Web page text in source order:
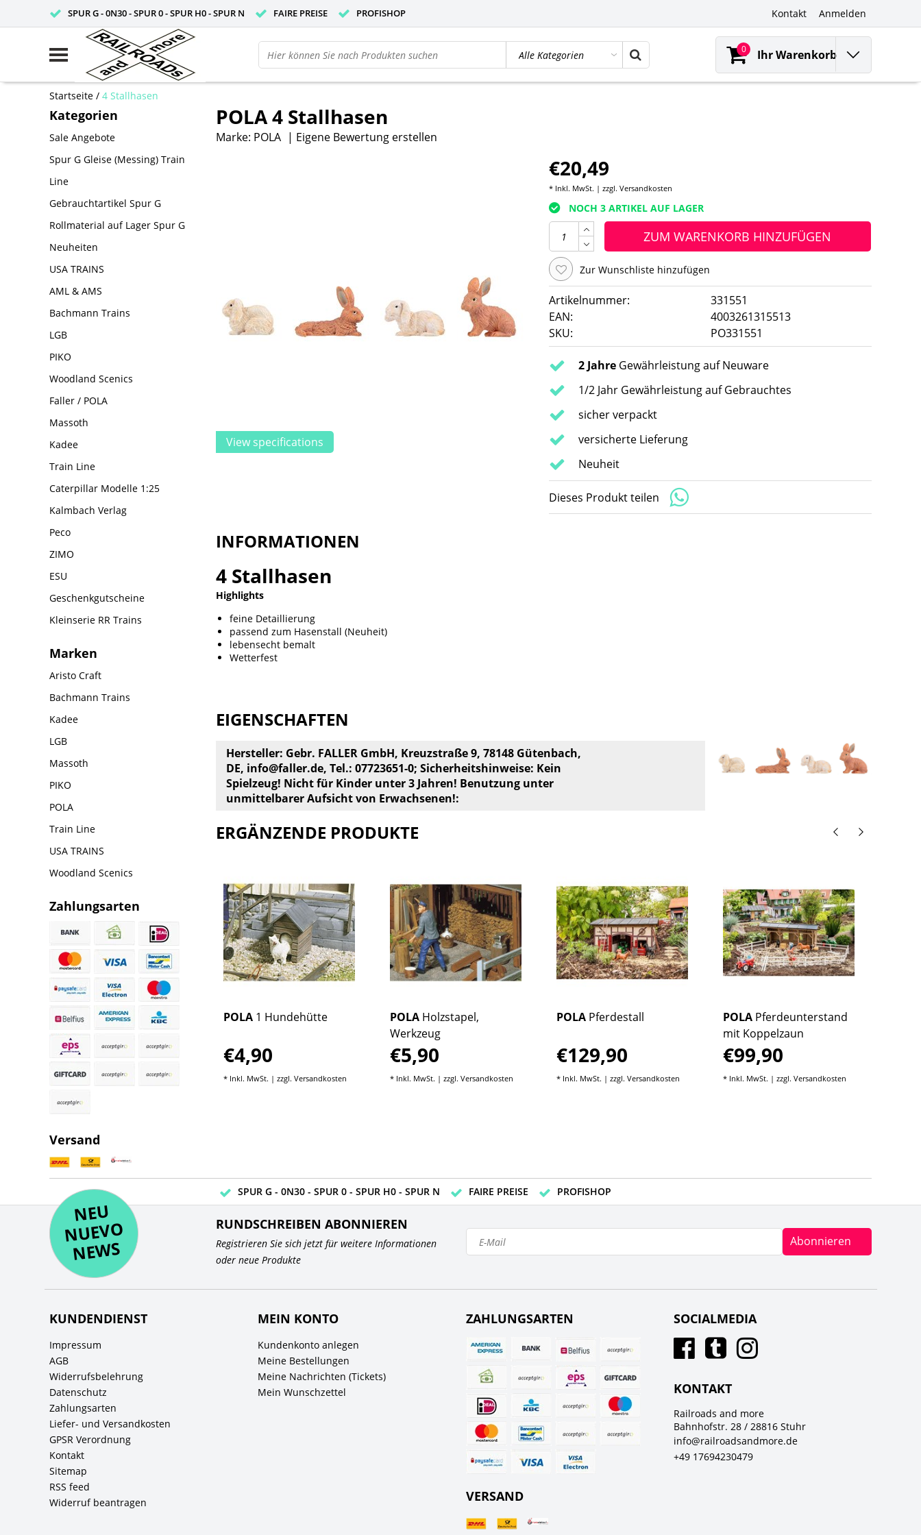
SPUR G - 0N30 - SPUR 0 - SPUR H0 - SPUR N FAIRE PREISE PROFISHOP Kontakt Anmelden
0 Ihr Warenkorb
Startseite / 4 Stallhasen
Kategorien
Sale Angebote
Spur G Gleise (Messing) Train
Line
Gebrauchtartikel Spur G
Rollmaterial auf Lager Spur G
Neuheiten
USA TRAINS
AML & AMS
Bachmann Trains
LGB
PIKO
Woodland Scenics
Faller / POLA
Massoth
Kadee
Train Line
Caterpillar Modelle 1:25
Kalmbach Verlag
Peco
ZIMO
ESU
Geschenkgutscheine
Kleinserie RR Trains
Marken
Aristo Craft
Bachmann Trains
Kadee
LGB
Massoth
PIKO
POLA
Train Line
USA TRAINS
Woodland Scenics
Zahlungsarten
Versand
POLA 4 Stallhasen
Marke: POLA | Eigene Bewertung erstellen
View specifications
€20,49
* Inkl. MwSt. | zzgl. Versandkosten
NOCH 3 ARTIKEL AUF LAGER
ZUM WARENKORB HINZUFÜGEN
Zur Wunschliste hinzufügen
Artikelnummer:
331551
EAN:
4003261315513
SKU:
PO331551
2 Jahre Gewährleistung auf Neuware
1/2 Jahr Gewährleistung auf Gebrauchtes
sicher verpackt
versicherte Lieferung
Neuheit
Dieses Produkt teilen
INFORMATIONEN
4 Stallhasen
Highlights
feine Detaillierung
passend zum Hasenstall (Neuheit)
lebensecht bemalt
Wetterfest
EIGENSCHAFTEN
Hersteller: Gebr. FALLER GmbH, Kreuzstraße 9, 78148 Gütenbach,
DE, info@faller.de, Tel.: 07723651-0; Sicherheitshinweise: Kein
Spielzeug! Nicht für Kinder unter 3 Jahren! Benutzung unter
unmittelbarer Aufsicht von Erwachsenen!:
ERGÄNZENDE PRODUKTE
POLA 2 Hasenställe
€15,99
* Inkl. MwSt. | zzgl.Versandkosten
POLA 1 Hundehütte
€4,90
* Inkl. MwSt. | zzgl. Versandkosten
POLA Holzstapel,
Werkzeug
€5,90
* Inkl. MwSt. | zzgl. Versandkosten
POLA Pferdestall
€129,90
* Inkl. MwSt. | zzgl. Versandkosten
POLA Pferdeunterstand
mit Koppelzaun
€99,90
* Inkl. MwSt. | zzgl. Versandkosten
SPUR G - 0N30 - SPUR 0 - SPUR H0 - SPUR N FAIRE PREISE PROFISHOP
NE
U
N
UEV
O
NE
WS
RUNDSCHREIBEN ABONNIEREN
Registrieren Sie sich jetzt für weitere Informationen
oder neue Produkte
Abonnieren
KUNDENDIENST
Impressum
AGB
Widerrufsbelehrung
Datenschutz
Zahlungsarten
Liefer- und Versandkosten
GPSR Verordnung
Kontakt
Sitemap
RSS feed
Widerruf beantragen
MEIN KONTO
Kundenkonto anlegen
Meine Bestellungen
Meine Nachrichten (Tickets)
Mein Wunschzettel
ZAHLUNGSARTEN
VERSAND
SOCIALMEDIA
KONTAKT
Railroads and more
Bahnhofstr. 28 / 28816 Stuhr
info@railroadsandmore.de
+49 17694230479